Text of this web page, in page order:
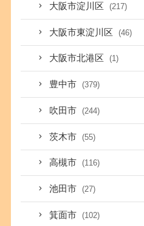
大阪市淀川区 (217)
大阪市東淀川区 (46)
大阪市北港区 (1)
豊中市 (379)
吹田市 (244)
茨木市 (55)
高槻市 (116)
池田市 (27)
箕面市 (102)